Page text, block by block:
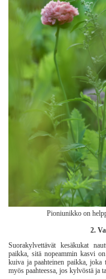
Pioniunikko on
2.
Suorakylvettävät kesäkukat
paikka, sitä nopeammin kasvi
kuiva ja paahteinen paikka, joka
myös paahteessa, jos kylvöstä ja